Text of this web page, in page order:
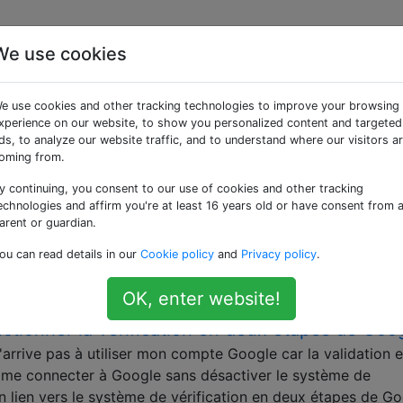
«authorization»
requise" lorsque vous essayez d'accéder
j'essaie d'ouvrir l'application Play Store / Market
un moment, puis affiche le message d'erreur
devez vous connecter à votre compte Google. Mais je
comme …
la vérification en deux étapes de
pas à utiliser mon compte Google car la validation
connecter à Google sans désactiver le système de
lien vers le système de vérification en deux étapes de
use cookies
use cookies and other tracking technologies to improve your browsing
on our website, to show you personalized content and targeted
to analyze our website traffic, and to understand where our visitors
from.
continuing, you consent to our use of cookies and other tracking
and affirm you're at least 16 years old or have consent from a
or guardian.
can read details in our Cookie policy and Privacy policy.
OK, enter website!